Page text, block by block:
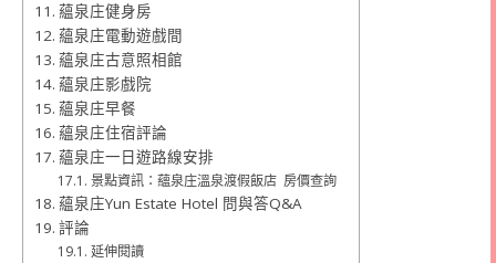
蘊泉庄健身房
蘊泉庄電動遊戲間
蘊泉庄古意照相館
蘊泉庄影戲院
蘊泉庄早餐
蘊泉庄住宿評論
蘊泉庄一日遊路線安排
景點資訊：蘊泉庄溫泉渡假飯店 房價查詢
蘊泉庄Yun Estate Hotel 問與答Q&A
評論
延伸閱讀